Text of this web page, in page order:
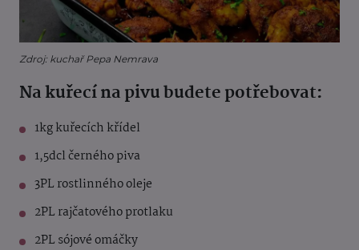
Zdroj: kuchař Pepa Nemrava
Na kuřecí na pivu budete potřebovat:
1kg kuřecích křídel
1,5dcl černého piva
3PL rostlinného oleje
2PL rajčatového protlaku
2PL sójové omáčky